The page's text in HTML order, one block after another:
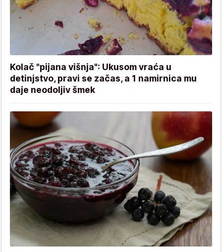
Kolač "pijana višnja": Ukusom vraća u
detinjstvo, pravi se začas, a 1 namirnica mu
daje neodoljiv šmek